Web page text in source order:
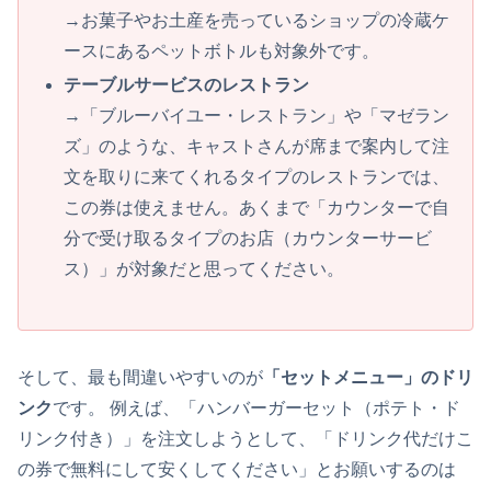
→お菓子やお土産を売っているショップの冷蔵ケ
ースにあるペットボトルも対象外です。
テーブルサービスのレストラン
→「ブルーバイユー・レストラン」や「マゼラン
ズ」のような、キャストさんが席まで案内して注
文を取りに来てくれるタイプのレストランでは、
この券は使えません。あくまで「カウンターで自
分で受け取るタイプのお店（カウンターサービ
ス）」が対象だと思ってください。
そして、最も間違いやすいのが 「セットメニュー」のドリ
ンクです。 例えば、「ハンバーガーセット（ポテト・ド
リンク付き）」を注文しようとして、「ドリンク代だけこ
の券で無料にして安くしてください」とお願いするのは